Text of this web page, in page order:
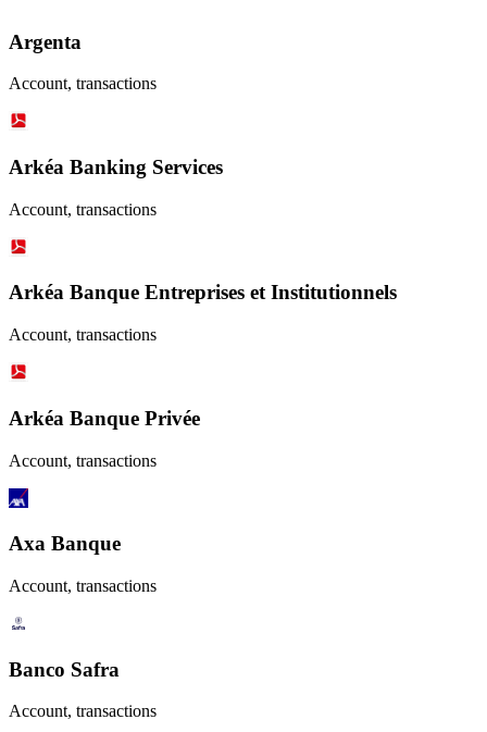
Argenta
Account, transactions
Arkéa Banking Services
Account, transactions
Arkéa Banque Entreprises et Institutionnels
Account, transactions
Arkéa Banque Privée
Account, transactions
Axa Banque
Account, transactions
Banco Safra
Account, transactions